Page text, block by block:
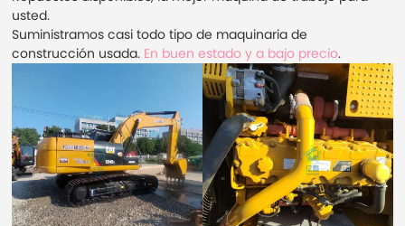
usted.
Suministramos casi todo tipo de maquinaria de
construcción usada. En buen estado y a bajo precio.